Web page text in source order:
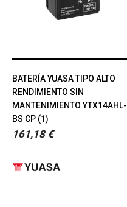
BATERÍA YUASA TIPO ALTO
RENDIMIENTO SIN
MANTENIMIENTO YTX14AHL-
BS CP (1)
161,18 €